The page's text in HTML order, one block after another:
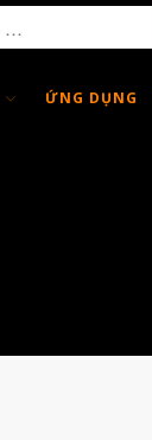
ỨNG DỤNG